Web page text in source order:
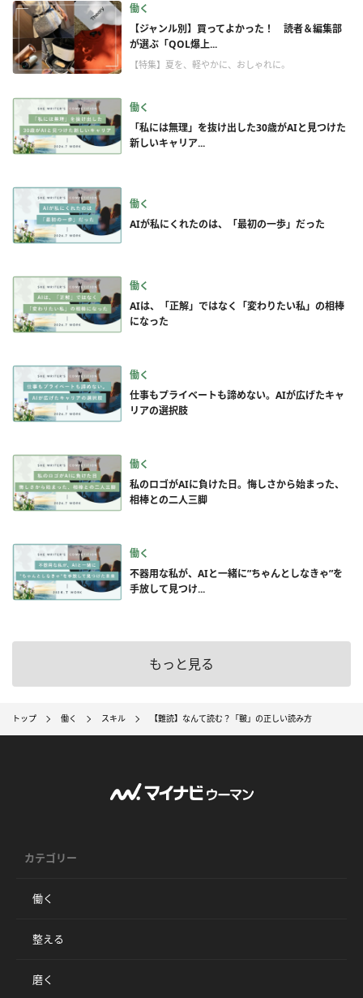
働く
【ジャンル別】買ってよかった！ 読者＆編集部
が選ぶ「QOL爆上...
【特集】夏を、軽やかに、おしゃれに。
働く
「私には無理」を抜け出した30歳がAIと見つけた
新しいキャリア...
働く
AIが私にくれたのは、「最初の一歩」だった
働く
AIは、「正解」ではなく「変わりたい私」の相棒
になった
働く
仕事もプライベートも諦めない。AIが広げたキャ
リアの選択肢
働く
私のロゴがAIに負けた日。悔しさから始まった、
相棒との二人三脚
働く
不器用な私が、AIと一緒に”ちゃんとしなきゃ”を
手放して見つけ...
もっと見る
トップ 働く スキル 【難読】なんて読む？「皸」の正しい読み方
カテゴリー
働く
整える
磨く